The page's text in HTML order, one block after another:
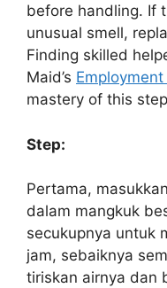
before handling. If
unusual smell,
Finding skilled
Maid’s
mastery of this
Step:
Pertama,
dalam mangkuk
secukupnya untuk
jam, sebaiknya
tiriskan airnya dan